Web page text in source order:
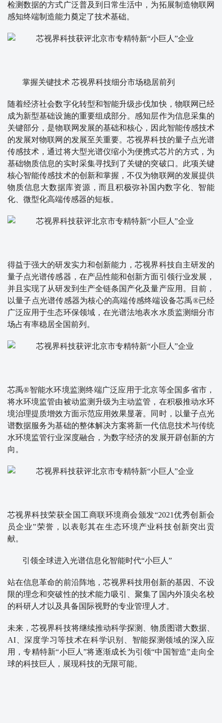
检测数据的方式广泛普及到日常生活中，为拓展制造物联网
感知终端制造能力奠定了技术基础。
掌握关键技术 芯视界科技细分市场稳居前列
随着经济社会数字化转型和智能升级步伐加快，物联网已经
成为新型基础设施的重要组成部分。感知层作为信息采集的
关键部分，是物联网发展的基础和核心，因此智能传感技术
的发展对物联网的发展至关重要。芯视界科技的量子点光谱
传感技术，通过将大型光谱仪缩小为便携式芯片的方式，为
基础物质信息的实时采集寻找到了关键的突破口。此项关键
核心智能传感技术的创新和掌握，不仅为物联网的发展提供
物质信息大数据库资源，而且积极弥补国内数字化、智能
化、微型化高端传感器的短板。
得益于强大的研发实力和创新能力，芯视界科技自主研发的
量子点光谱传感器，在产品性能和创新方面引领行业发展，
并且实现了从研发到生产全链条国产化及量产应用。目前，
以量子点光谱传感器为核心的高端传感终端设备芯禹®已经
广泛应用于生态环保领域，在光谱法地表水水质监测细分市
场占有率稳居全国前列。
芯禹®智能水环境监测终端广泛应用于北京等全国多省市，
将水环境监管由被动监测升级为主动监管，在积极推动水环
境治理提质增效方面示范应用效果显著。同时，以量子点光
谱数据服务为基础的整体解决方案将新一代信息技术与传统
水环境监管行业深度融合，为数字经济的发展开辟创新的方
向。
芯视界科技荣获全国工商联环境商会颁发“2021优秀创新会
员企业”荣誉，以表彰其在生态环境产业科技创新突出贡
献。
引领全球进入光谱信息化智能时代“小巨人”
站在信息革命的前沿阵地，芯视界科技用创新的基因、不设
限的理念和突破性的技术能力吸引、聚集了国内外顶尖名校
的科研人才以及具备国际视野的专业管理人才。
未来，芯视界科技将继续推动科学探测、物质图谱大数据、
AI、深度学习等技术在科学识别、智能探测领域的深入应
用，专精特新“小巨人”将逐渐成长为引领“中国智造”走向全
球的科技巨人，展现科技的无限可能。